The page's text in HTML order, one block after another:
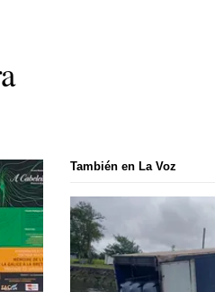
También en La Voz